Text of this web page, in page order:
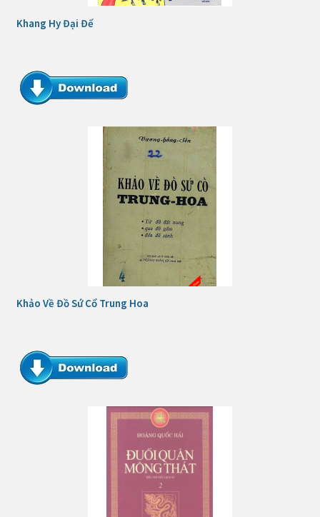
Khang Hy Đại Đế
Khảo Về Đồ Sứ Cổ Trung Hoa